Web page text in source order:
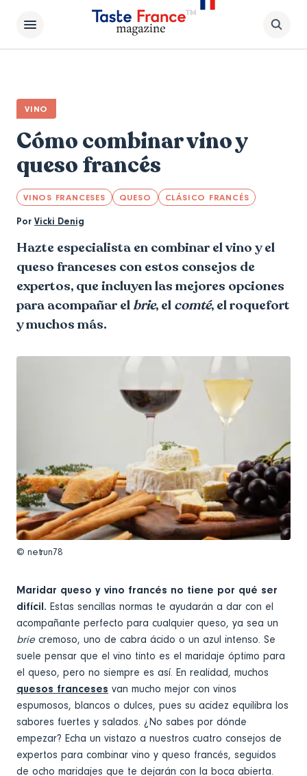
VINO
Cómo combinar vino y
queso francés
VINOS FRANCESES QUESO CLÁSICO FRANCÉS
Por Vicki Denig
Hazte especialista en combinar el vino y el
queso franceses con estos consejos de
expertos, que incluyen las mejores opciones
para acompañar elbrie, el comté, el roquefort
y muchos más.
© netrun78
Maridar queso y vino francés no tiene por qué ser
difícil. Estas sencillas normas te ayudarán a dar con el
acompañante perfecto para cualquier queso, ya sea un
brie cremoso, uno de cabra ácido o un azul intenso. Se
suele pensar que el vino tinto es el maridaje óptimo para
el queso, pero no siempre es así. En realidad, muchos
quesos franceses van mucho mejor con vinos
espumosos, blancos o dulces, pues su acidez equilibra los
sabores fuertes y salados. ¿No sabes por dónde
empezar? Echa un vistazo a nuestros cuatro consejos de
expertos para combinar vino y queso francés, seguidos
de ocho maridajes que te dejarán con la boca abierta.